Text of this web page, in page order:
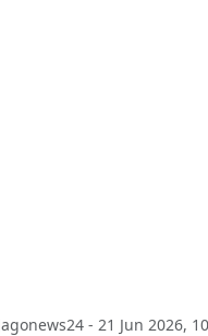
Jagonews24 - 21 Jun 2026,